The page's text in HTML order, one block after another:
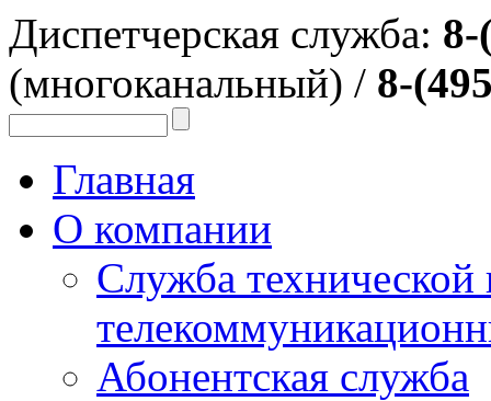
Диспетчерская служба: 8-
(многоканальный) / 8-
Главная
О компании
Служба
Абонентская служба